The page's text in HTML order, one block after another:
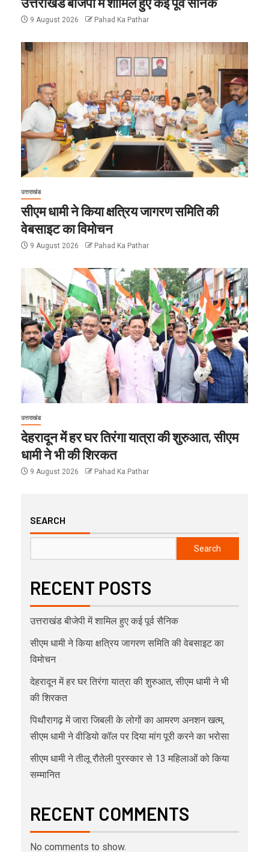
9 August 2026 Pahad Ka Pathar
उत्तराखंड
सीएम धामी ने किया क्षत्रिय जागरण समिति की
वेबसाइट का विमोचन
9 August 2026 Pahad Ka Pathar
उत्तराखंड
देहरादून में हर घर तिरंगा यात्रा की शुरुआत, सीएम
धामी ने भी की शिरकत
9 August 2026 Pahad Ka Pathar
SEARCH
Search
RECENT POSTS
उत्तराखंड बीजेपी में शामिल हुए कई पूर्व सैनिक
सीएम धामी ने किया क्षत्रिय जागरण समिति की वेबसाइट का
विमोचन
देहरादून में हर घर तिरंगा यात्रा की शुरुआत, सीएम धामी ने भी
की शिरकत
पिथौरागढ़ में जारा जिबली के लोगों का आमरण अनशन खत्म,
सीएम धामी ने वीडियो कॉल पर दिया मांग पूरी करने का भरोसा
सीएम धामी ने तीलू रौतेली पुरस्कार से 13 महिलाओं को किया
सम्मानित
RECENT COMMENTS
No comments to show.